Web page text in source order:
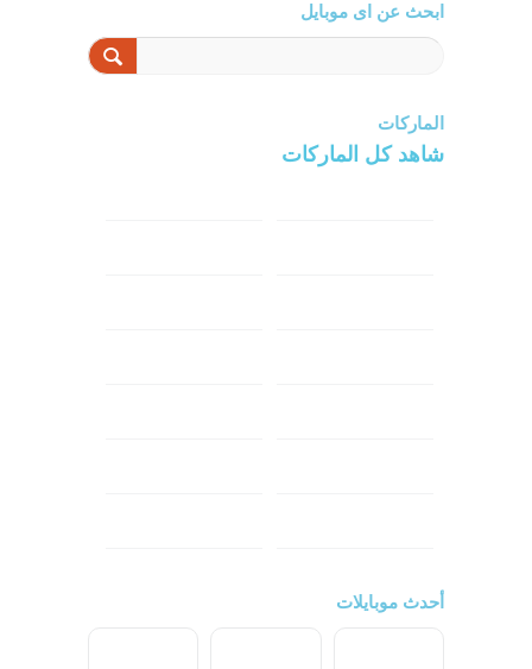
ابحث عن اى موبايل
الماركات
شاهد كل الماركات
أحدث موبايلات